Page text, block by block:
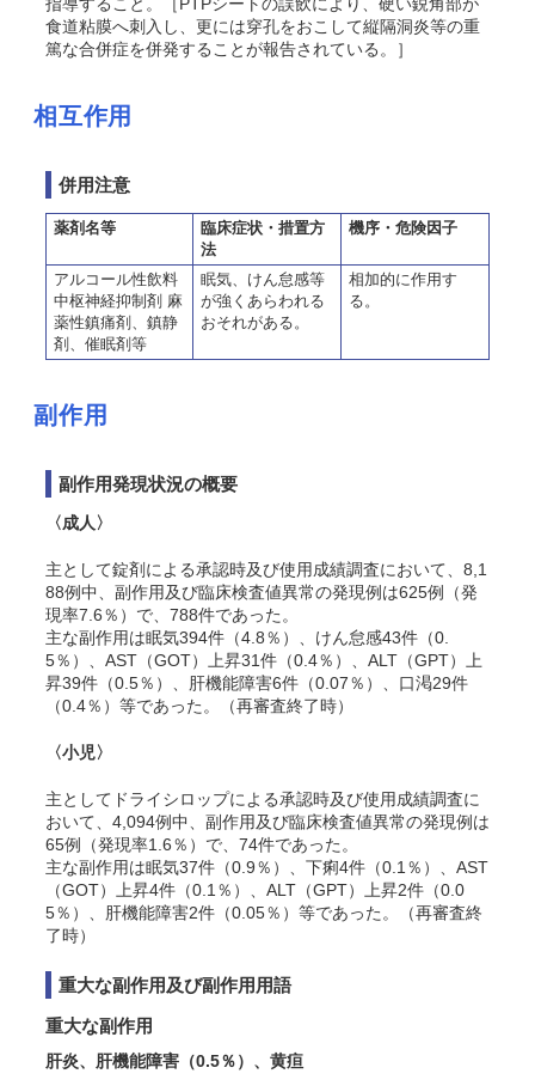
食道粘膜へ刺入し、更には穿孔をおこして縦隔洞炎等の重
篤な合併症を併発することが報告されている。］
相互作用
併用注意
薬剤名等
臨床症状・措置方
法
機序・危険因子
アルコール性飲料
中枢神経抑制剤 麻
薬性鎮痛剤、鎮静
剤、催眠剤等
眠気、けん怠感等
が強くあらわれる
おそれがある。
相加的に作用す
る。
副作用
副作用発現状況の概要
〈成人〉
主として錠剤による承認時及び使用成績調査において、8,1
88例中、副作用及び臨床検査値異常の発現例は625例（発
現率7.6％）で、788件であった。
主な副作用は眠気394件（4.8％）、 けん怠感43件（0.
5％）、AST（GOT）上昇31件（0.4％）、ALT（GPT）上
昇39件（0.5％）、肝機能障害6件（0.07％）、口渇29件
（0.4％）等であった。（再審査終了時）
〈小児〉
主としてドライシロップによる承認時及び使用成績調査に
おいて、4,094例中、副作用及び臨床検査値異常の発現例は
65例（発現率1.6％）で、74件であった。
主な副作用は眠気37件（0.9％）、下痢4件（0.1％）、AST
（GOT）上昇4件（0.1％）、ALT（GPT）上昇2件（0.0
5％）、肝機能障害2件（0.05％）等であった。（再審査終
了時）
重大な副作用及び副作用用語
重大な副作用
肝炎、肝機能障害 （0.5％） 、黄疸